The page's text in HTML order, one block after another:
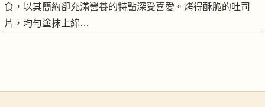
食，以其簡約卻充滿營養的特點深受喜愛。烤得酥脆的吐司
片，均勻塗抹上綿…